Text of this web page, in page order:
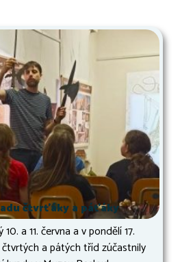
čtvrťáky a páťáky
a 11. června a v pondělí 17.
a pátých tříd zúčastnily